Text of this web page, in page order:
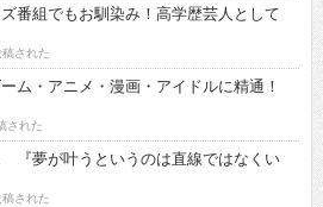
番組でもお馴染み！高学歴芸人として
された
ム・アニメ・漫画・アイドルに精通！
された
夢が叶うというのは直線ではなくい
された